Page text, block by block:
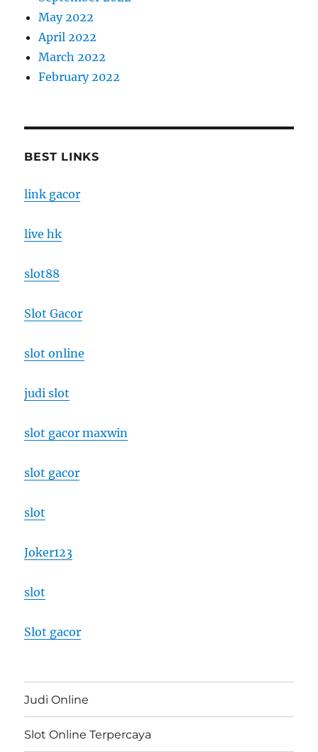
May 2022
April 2022
March 2022
February 2022
BEST LINKS
link gacor
live hk
slot88
Slot Gacor
slot online
judi slot
slot gacor maxwin
slot gacor
slot
Joker123
slot
Slot gacor
Judi Online
Slot Online Terpercaya